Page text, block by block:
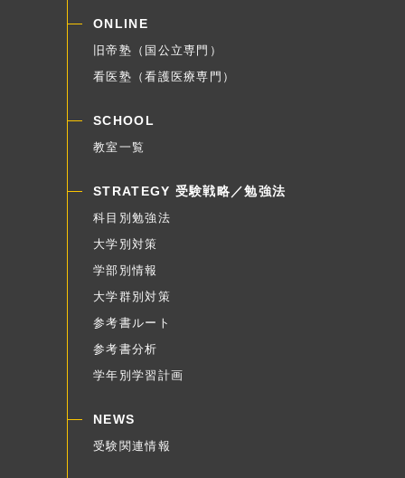
ONLINE
旧帝塾（国公立専門）
看医塾（看護医療専門）
SCHOOL
教室一覧
STRATEGY 受験戦略／勉強法
科目別勉強法
大学別対策
学部別情報
大学群別対策
参考書ルート
参考書分析
学年別学習計画
NEWS
受験関連情報